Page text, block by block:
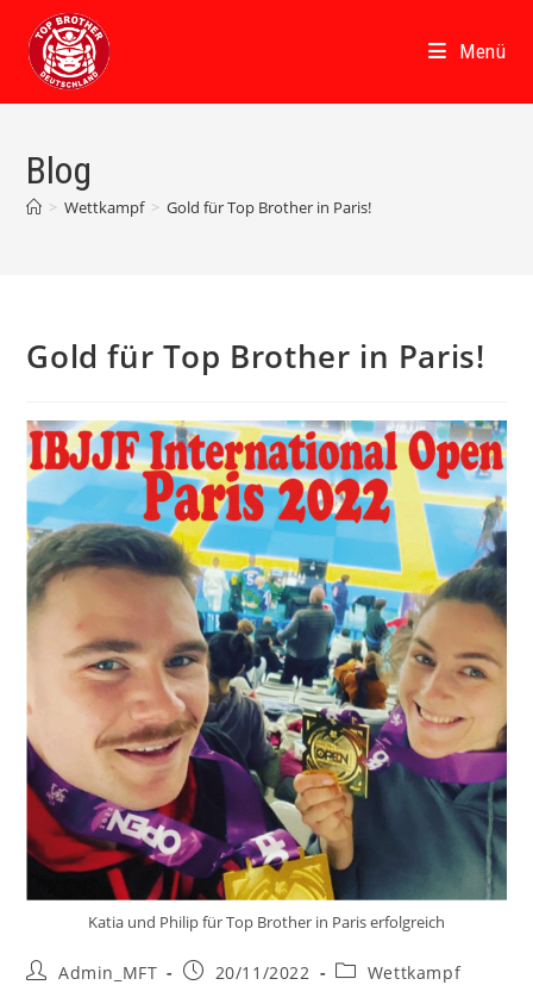
Inhalt
springen
Menü
Blog
> Wettkampf > Gold für Top Brother in Paris!
Gold für Top Brother in Paris!
Katia und Philip für Top Brother in Paris erfolgreich
Beitrags-
Admin_MFT
Beitrag20/11/2022
Beitrags-
Wettkampf